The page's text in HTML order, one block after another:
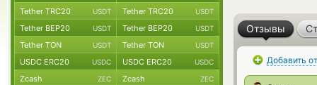
Отзывы
Добавить
Tether TRC20 USDT Tether TRC20 USDT
Tether BEP20 USDT Tether BEP20 USDT
Tether TON USDT Tether TON USDT
USDC ERC20 USDC USDC ERC20 USDC
Zcash ZEC Zcash ZEC